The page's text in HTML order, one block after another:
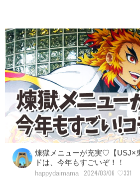
煉獄メニューが充実♡【USJ×
ドは、今年もすごいぞ！！
happydaimama 2024/03/06 ♡331